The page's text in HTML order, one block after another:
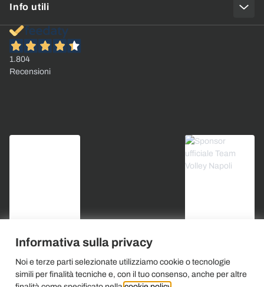
Informativa sulla privacy
Noi e terze parti selezionate utilizziamo cookie o tecnologie
simili per finalità tecniche e, con il tuo consenso, anche per altre
Info utili
1.804
Recensioni